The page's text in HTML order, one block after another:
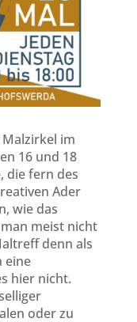
im
16 und 18
die fern des
Ader
wie das
meist nicht
denn als
eine
hier nicht.
oder zu